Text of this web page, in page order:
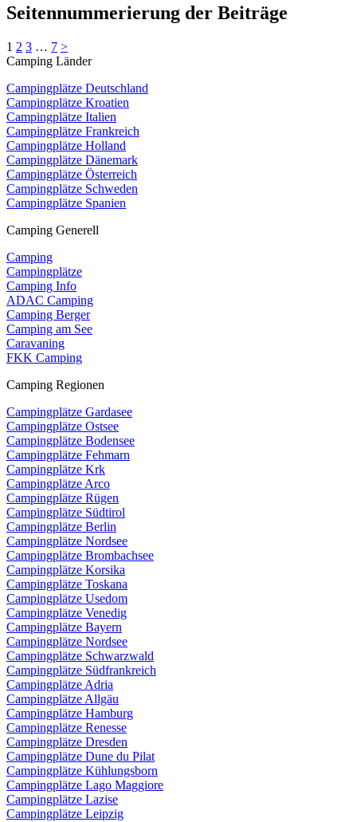
Seitennummerierung der Beiträge
1 2 3 … 7 >
Camping Länder
Campingplätze Deutschland
Campingplätze Kroatien
Campingplätze Italien
Campingplätze Frankreich
Campingplätze Holland
Campingplätze Dänemark
Campingplätze Österreich
Campingplätze Schweden
Campingplätze Spanien
Camping Generell
Camping
Campingplätze
Camping Info
ADAC Camping
Camping Berger
Camping am See
Caravaning
FKK Camping
Camping Regionen
Campingplätze Gardasee
Campingplätze Ostsee
Campingplätze Bodensee
Campingplätze Fehmarn
Campingplätze Krk
Campingplätze Arco
Campingplätze Rügen
Campingplätze Südtirol
Campingplätze Berlin
Campingplätze Nordsee
Campingplätze Brombachsee
Campingplätze Korsika
Campingplätze Toskana
Campingplätze Usedom
Campingplätze Venedig
Campingplätze Bayern
Campingplätze Nordsee
Campingplätze Schwarzwald
Campingplätze Südfrankreich
Campingplätze Adria
Campingplätze Allgäu
Campingplätze Hamburg
Campingplätze Renesse
Campingplätze Dresden
Campingplätze Dune du Pilat
Campingplätze Kühlungsborn
Campingplätze Lago Maggiore
Campingplätze Lazise
Campingplätze Leipzig